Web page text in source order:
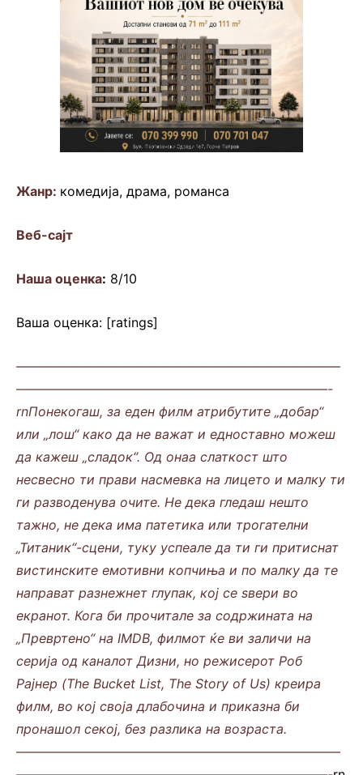
Жанр: комедија, драма, романса
Веб-сaјт
Наша оценка: 8/10
Ваша оценка: [ratings]
—————————————————————————
————————————————————————-
rnПонекогаш, за еден филм атрибутите „добар“
или „лош“ како да не важат и едноставно можеш
да кажеш „сладок“. Од онаа слаткост што
несвесно ти прави насмевка на лицето и малку ти
ги разводенува очите. Не дека гледаш нешто
тажно, не дека има патетика или трогателни
„Титаник“-сцени, туку успеале да ти ги притиснат
вистинските емотивни копчиња и по малку да те
направат разнежнет глупак, кој се ѕвери во
екранот. Кога би прочитале за содржината на
„Превртено“ на IMDB, филмот ќе ви заличи на
серија од каналот Дизни, но режисерот Роб
Рајнер (The Bucket List, The Story of Us) креира
филм, во кој своја длабочина и приказна би
пронашол секој, без разлика на возраста.
—————————————————————————